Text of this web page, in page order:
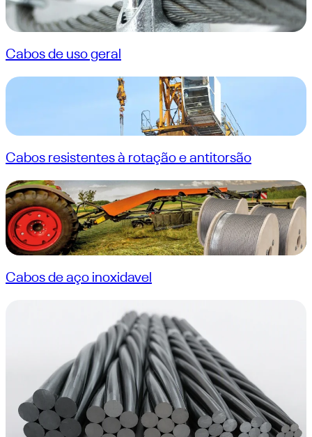
Cabos de uso geral
Cabos resistentes à rotação e antitorsão
Cabos de aço inoxidavel